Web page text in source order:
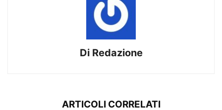
Di Redazione
ARTICOLI CORRELATI